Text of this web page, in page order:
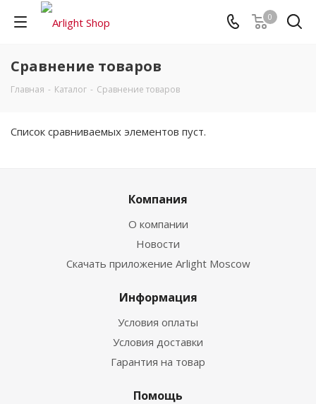
0
Сравнение товаров
Главная - Каталог - Сравнение товаров
Список сравниваемых элементов пуст.
Компания
О компании
Новости
Скачать приложение Arlight Moscow
Информация
Условия оплаты
Условия доставки
Гарантия на товар
Помощь